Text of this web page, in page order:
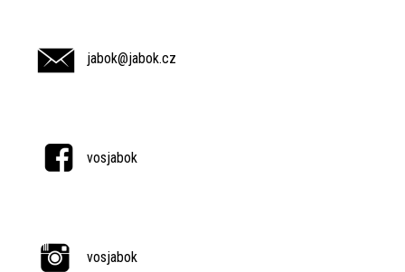
jabok@jabok.cz
vosjabok
vosjabok